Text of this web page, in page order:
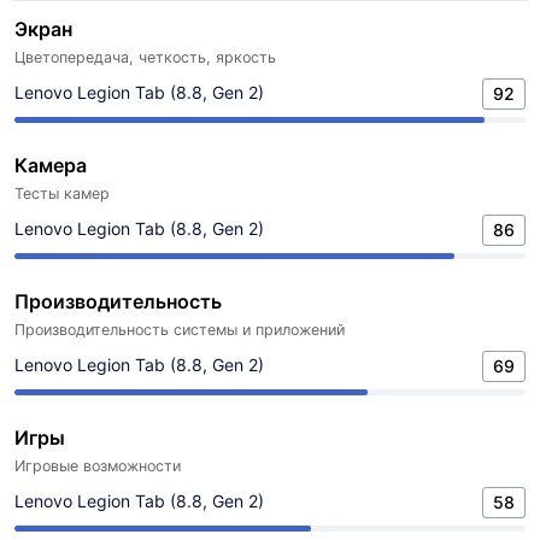
Экран
Цветопередача, четкость, яркость
Lenovo Legion Tab (8.8, Gen 2) 92
Камера
Тесты камер
Lenovo Legion Tab (8.8, Gen 2) 86
Производительность
Производительность системы и приложений
Lenovo Legion Tab (8.8, Gen 2) 69
Игры
Игровые возможности
Lenovo Legion Tab (8.8, Gen 2) 58